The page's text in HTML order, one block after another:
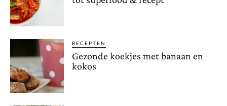
RECEPTEN
Gezonde koekjes met banaan en
kokos